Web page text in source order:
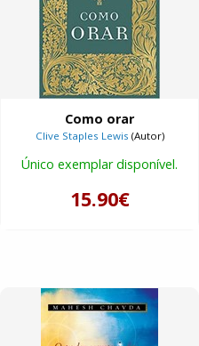
Como orar
Clive Staples Lewis (Autor)
Único exemplar disponível.
15.90€